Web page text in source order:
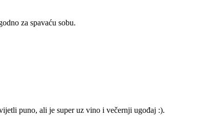
za spavaću sobu.
puno, ali je super uz vino i večernji ugođaj :).